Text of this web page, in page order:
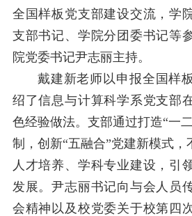
全国样板党支部建设交流，学
支部书记、学院分团委书记等
院党委书记尹志丽主持。
戴建新老师以申报全国样
绍了信息与计算科学系党支部
色经验做法。支部通过打造“一
制，创新“五融合”党建新模式，
人才培养、学科专业建设，引
发展。尹志丽书记向与会人员
会精神以及校党委关于校第四